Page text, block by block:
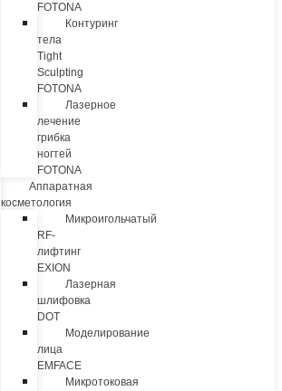
FOTONA
Контуринг
тела
Tight
Sculpting
FOTONA
Лазерное
лечение
грибка
ногтей
FOTONA
Аппаратная
косметология
Микроигольчатый
RF-
лифтинг
EXION
Лазерная
шлифовка
DOT
Моделирование
лица
EMFACE
Микротоковая